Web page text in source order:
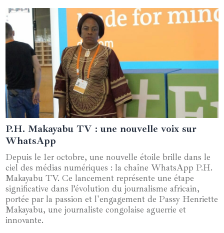
03 octobre 2024
P.H. Makayabu TV : une nouvelle voix sur
WhatsApp
Depuis le 1er octobre, une nouvelle étoile brille dans le
ciel des médias numériques : la chaîne WhatsApp P.H.
Makayabu TV. Ce lancement représente une étape
significative dans l’évolution du journalisme africain,
portée par la passion et l'engagement de Passy Henriette
Makayabu, une journaliste congolaise aguerrie et
innovante.